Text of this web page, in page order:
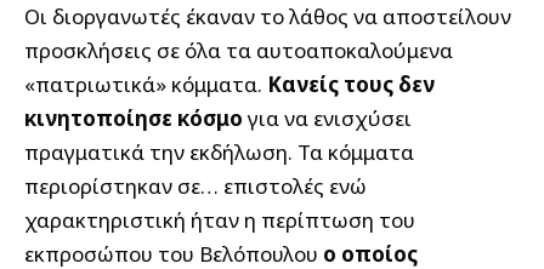
Οι διοργανωτές έκαναν το λάθος να αποστείλουν
προσκλήσεις σε όλα τα αυτοαποκαλούμενα
«πατριωτικά» κόμματα. Κανείς τους δεν
κινητοποίησε κόσμογια να ενισχύσει
πραγματικά την εκδήλωση. Τα κόμματα
περιορίστηκαν σε… επιστολές ενώ
χαρακτηριστική ήταν η περίπτωση του
εκπροσώπου του Βελόπουλου ο οποίος